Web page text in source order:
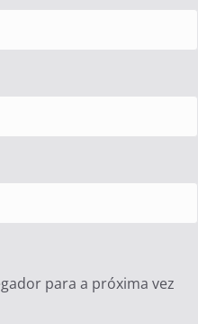
para a próxima vez